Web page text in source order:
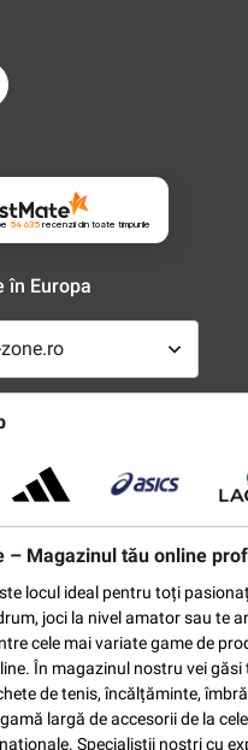
– Magazinul tău online
locul ideal pentru toți
joci la nivel amator sau te
cele mai variate game de
În magazinul nostru vei găsi
de tenis, încălțăminte,
largă de accesorii de la
Specialiștii noștri cu
54 635recenziidin toate timpurile
în Europa